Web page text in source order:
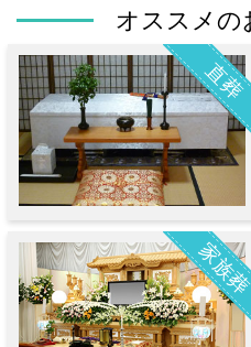
オススメの
直葬
家族